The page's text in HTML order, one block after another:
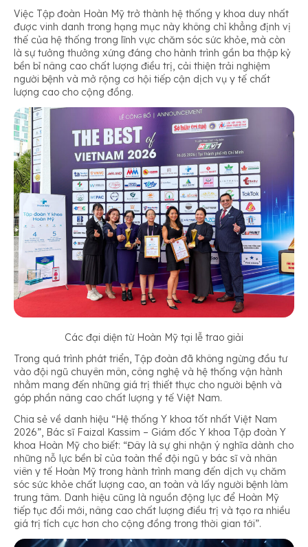
Việc Tập đoàn Hoàn Mỹ trở thành hệ thống y khoa duy nhất
được vinh danh trong hạng mục này không chỉ khẳng định vị
thế của hệ thống trong lĩnh vực chăm sóc sức khỏe, mà còn
là sự tưởng thưởng xứng đáng cho hành trình gần ba thập kỷ
bền bỉ nâng cao chất lượng điều trị, cải thiện trải nghiệm
người bệnh và mở rộng cơ hội tiếp cận dịch vụ y tế chất
lượng cao cho cộng đồng.
Các đại diện từ Hoàn Mỹ tại lễ trao giải
Trong quá trình phát triển, Tập đoàn đã không ngừng đầu tư
vào đội ngũ chuyên môn, công nghệ và hệ thống vận hành
nhằm mang đến những giá trị thiết thực cho người bệnh và
góp phần nâng cao chất lượng y tế Việt Nam.
Chia sẻ về danh hiệu “Hệ thống Y khoa tốt nhất Việt Nam
2026”, Bác sĩ Faizal Kassim – Giám đốc Y khoa Tập đoàn Y
khoa Hoàn Mỹ cho biết: “Đây là sự ghi nhận ý nghĩa dành cho
những nỗ lực bền bỉ của toàn thể đội ngũ y bác sĩ và nhân
viên y tế Hoàn Mỹ trong hành trình mang đến dịch vụ chăm
sóc sức khỏe chất lượng cao, an toàn và lấy người bệnh làm
trung tâm. Danh hiệu cũng là nguồn động lực để Hoàn Mỹ
tiếp tục đổi mới, nâng cao chất lượng điều trị và tạo ra nhiều
giá trị tích cực hơn cho cộng đồng trong thời gian tới”.